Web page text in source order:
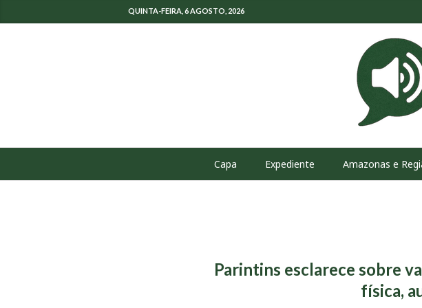
QUINTA-FEIRA, 6 AGOSTO, 2026
Capa Expediente Amazonas e
Parintins esclarece sobre
física,